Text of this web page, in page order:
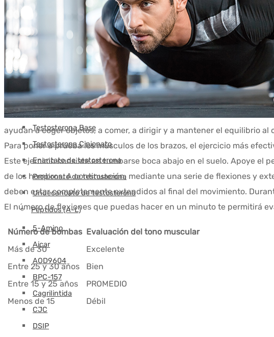
Parabolan (Trenbolona)
Primobolan Inyectable (Methenolone Enantato)
Trestolona (MENT)
Inyección de Winstrol (Stanozolol)
Mezcla de esteroides
Testosteronas
Sustanon (Mezcla de Testosteronas)
Testosterona Base
Testosterona Cipionato
Enantato de testosterona
Propionato de testosterona
Undecanoato de testosterona
Péptidos (A-L)
5-Amino
Aicar
AOD9604
BPC-157
Cagrilintida
CJC
DSIP
ayudan a coger objetos, a comer, a dirigir y a mantener el equilibrio al
Para poner a prueba los músculos de los brazos, el ejercicio más
Este ejercicio consiste en tumbarse boca abajo en el suelo. Apoye el
de los hombros. A continuación, mediante una serie de flexiones y
deben estar completamente extendidos al final del movimiento.
El número de flexiones que puedas hacer en un minuto te permitirá
Número de bombas Evaluación del tono muscular
Más de 30
Excelente
Entre 25 y 30 años
Bien
Entre 15 y 25 años
PROMEDIO
Menos de 15
Débil